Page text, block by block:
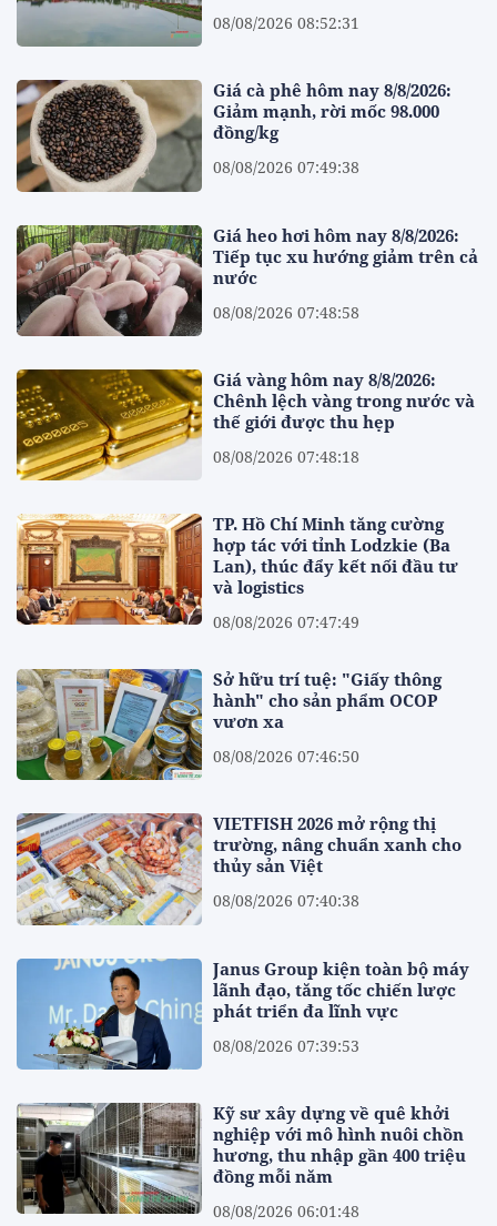
08/08/2026 08:52:31
Giá cà phê hôm nay 8/8/2026:
Giảm mạnh, rời mốc 98.000
đồng/kg
08/08/2026 07:49:38
Giá heo hơi hôm nay 8/8/2026:
Tiếp tục xu hướng giảm trên cả
nước
08/08/2026 07:48:58
Giá vàng hôm nay 8/8/2026:
Chênh lệch vàng trong nước và
thế giới được thu hẹp
08/08/2026 07:48:18
TP. Hồ Chí Minh tăng cường
hợp tác với tỉnh Lodzkie (Ba
Lan), thúc đẩy kết nối đầu tư
và logistics
08/08/2026 07:47:49
Sở hữu trí tuệ: "Giấy thông
hành" cho sản phẩm OCOP
vươn xa
08/08/2026 07:46:50
VIETFISH 2026 mở rộng thị
trường, nâng chuẩn xanh cho
thủy sản Việt
08/08/2026 07:40:38
Janus Group kiện toàn bộ máy
lãnh đạo, tăng tốc chiến lược
phát triển đa lĩnh vực
08/08/2026 07:39:53
Kỹ sư xây dựng về quê khởi
nghiệp với mô hình nuôi chồn
hương, thu nhập gần 400 triệu
đồng mỗi năm
08/08/2026 06:01:48